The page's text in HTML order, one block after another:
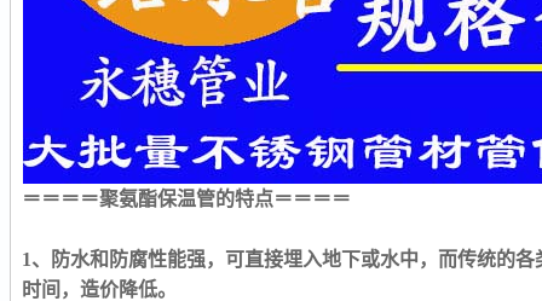
＝＝＝＝聚氨酯保温管的特点＝＝＝＝
1、防水和防腐性能强，可直接埋入地下或水中，而传统的
时间，造价降低。